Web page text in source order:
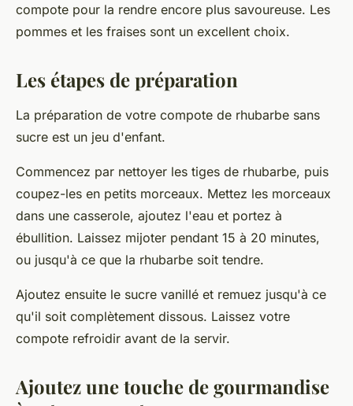
compote pour la rendre encore plus savoureuse. Les
pommes et les fraises sont un excellent choix.
Les étapes de préparation
La préparation de votre compote de rhubarbe sans
sucre est un jeu d'enfant.
Commencez par nettoyer les tiges de rhubarbe, puis
coupez-les en petits morceaux. Mettez les morceaux
dans une casserole, ajoutez l'eau et portez à
ébullition. Laissez mijoter pendant 15 à 20 minutes,
ou jusqu'à ce que la rhubarbe soit tendre.
Ajoutez ensuite le sucre vanillé et remuez jusqu'à ce
qu'il soit complètement dissous. Laissez votre
compote refroidir avant de la servir.
Ajoutez une touche de gourmandise